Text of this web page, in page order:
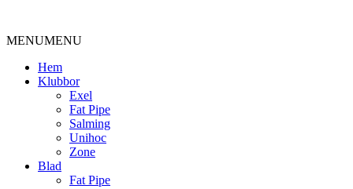
MENUMENU
Hem
Klubbor
Exel
Fat Pipe
Salming
Unihoc
Zone
Blad
Fat Pipe